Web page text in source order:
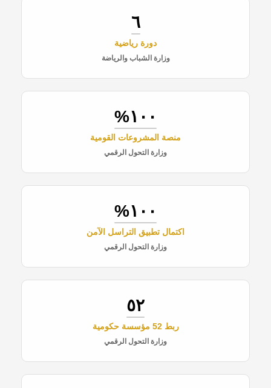
٦
دورة رياضية
وزارة الشباب والرياضة
١٠٠%
منصة المشروعات القومية
وزارة التحول الرقمي
١٠٠%
اكتمال تطبيق التراسل الآمن
وزارة التحول الرقمي
٥٢
ربط 52 مؤسسة حكومية
وزارة التحول الرقمي